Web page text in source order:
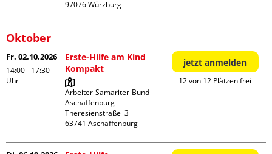
Oktober
Fr. 02.10.2026
14:00 - 17:30
Uhr
Erste-Hilfe am Kind
Kompakt
Arbeiter-Samariter-Bund
Aschaffenburg
Theresienstraße  3
jetzt anmelden
12 von 12 Plätzen frei